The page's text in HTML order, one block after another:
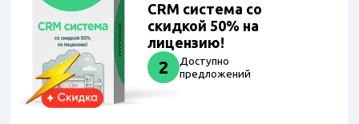
CRM система со
скидкой 50% на
лицензию!
2
Доступно
предложений